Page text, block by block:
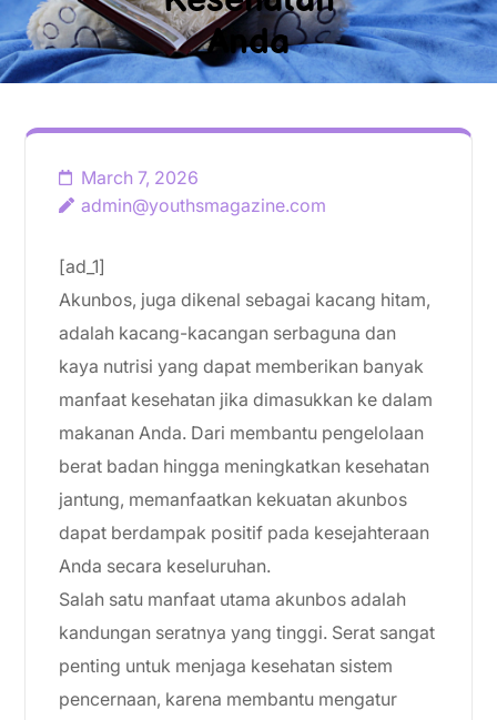
Anda
March 7, 2026
admin@youthsmagazine.com
[ad_1]
Akunbos, juga dikenal sebagai kacang hitam,
adalah kacang-kacangan serbaguna dan
kaya nutrisi yang dapat memberikan banyak
manfaat kesehatan jika dimasukkan ke dalam
makanan Anda. Dari membantu pengelolaan
berat badan hingga meningkatkan kesehatan
jantung, memanfaatkan kekuatan akunbos
dapat berdampak positif pada kesejahteraan
Anda secara keseluruhan.
Salah satu manfaat utama akunbos adalah
kandungan seratnya yang tinggi. Serat sangat
penting untuk menjaga kesehatan sistem
pencernaan, karena membantu mengatur